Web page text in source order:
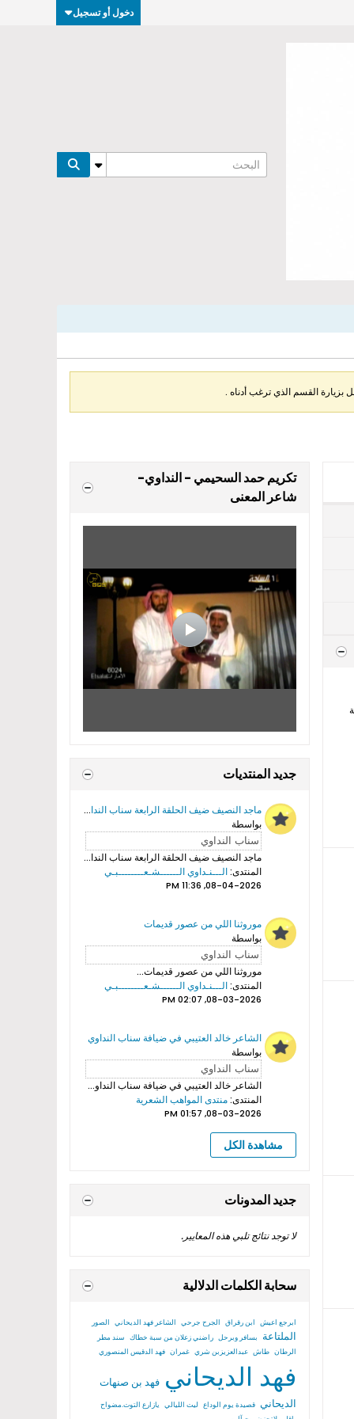
دخول أو تسجيل
القسم الذي ترغب أدناه .
تكريم حمد السحيمي - النداوي-
شاعر المعنى
جديد المنتديات
ماجد النصيف ضيف الحلقة الرابعة سناب النداوي
بواسطة
ماجد النصيف ضيف الحلقة الرابعة سناب النداوي...
المنتدى:الـــنـداوي الــــــشـعــــــــبـي
08-04-2026, 11:36 PM
موروثنا اللي من عصور قديمات
بواسطة
موروثنا اللي من عصور قديمات...
المنتدى:الـــنـداوي الــــــشـعــــــــبـي
08-03-2026, 02:07 PM
الشاعر خالد العتيبي في ضيافة سناب النداوي
بواسطة
الشاعر خالد العتيبي في ضيافة سناب النداوي بروموهات فيديوهات...
المنتدى:منتدى المواهب الشعرية
08-03-2026, 01:57 PM
مشاهدة الكل
جديد المدونات
لا توجد نتائج تلبي هذه المعايير.
سحابة الكلمات الدلالية
ابرجع اعيش ابن رقراق الجرح جرحي الشاعر فهد الديحاني الصور
الملتاعة بسافر وبرحل راضني زعلان من سبة خطاك سند مطر
الرطان طاش عبدالعزيزبن شري غمران فهد الدقيس المنصوري
فهد الديحاني فهد بن صنهات
الديحاني قصيدة يوم الوداع ليت الليالي يازارع التوت.مضواح